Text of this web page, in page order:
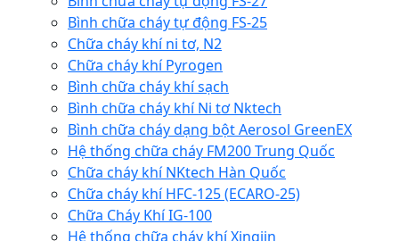
Bình chữa cháy tự động FS-25
Chữa cháy khí ni tơ, N2
Chữa cháy khí Pyrogen
Bình chữa cháy khí sạch
Bình chữa cháy khí Ni tơ Nktech
Bình chữa cháy dạng bột Aerosol GreenEX
Hệ thống chữa cháy FM200 Trung Quốc
Chữa cháy khí NKtech Hàn Quốc
Chữa cháy khí HFC-125 (ECARO-25)
Chữa Cháy Khí IG-100
Hệ thống chữa cháy khí Xingjin